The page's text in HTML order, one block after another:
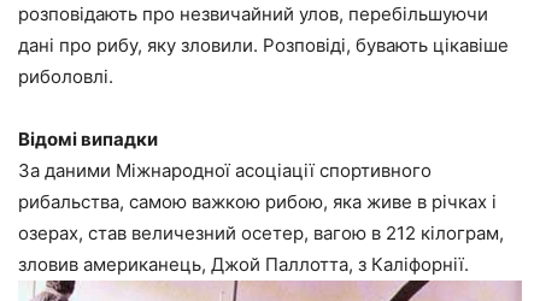
розповідають про незвичайний улов, перебільшуючи
дані про рибу, яку зловили. Розповіді, бувають цікавіше
риболовлі.
Відомі випадки
За даними Міжнародної асоціації спортивного
рибальства, самою важкою рибою, яка живе в річках і
озерах, став величезний осетер, вагою в 212 кілограм,
зловив американець, Джой Паллотта, з Каліфорнії.